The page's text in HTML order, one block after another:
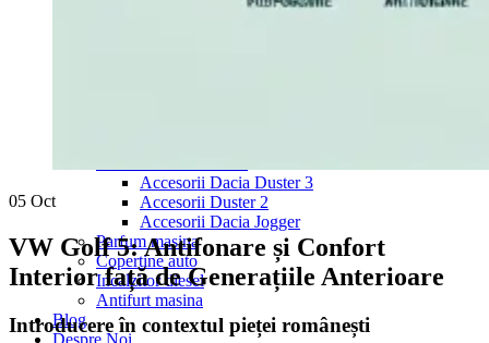
Navigație Skoda Rapid
Accesorii Dacia Duster 3
Accesorii Duster 2
Accesorii Dacia Jogger
Parfum masina
Copertine auto
Incalzitor diesel
Antifurt masina
Blog
Despre Noi
05 Oct
VW Golf 5: Antifonare și Confort
Interior față de Generațiile Anterioare
Introducere în contextul pieței românești